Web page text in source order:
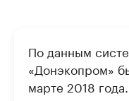
По данным
«Донэкопром»
марте 2018